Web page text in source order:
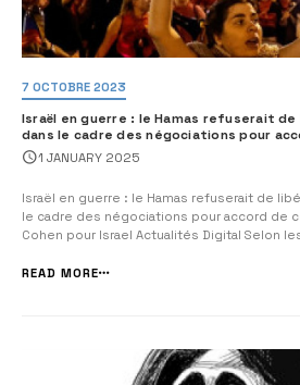
7 OCTOBRE 2023
Israël en guerre : le Hamas refuserait
dans le cadre des négociations pour
Gaza1 JANUARY 2025
Israël en guerre : le Hamas refuserait de
le cadre des négociations pour accord de
Cohen pour Israel Actualités Digital Selon
Hamas refuserait de libérer 12 des 34
READ MORE